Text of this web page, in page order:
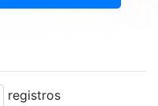
registros